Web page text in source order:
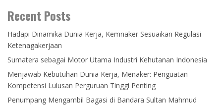
Recent Posts
Hadapi Dinamika Dunia Kerja, Kemnaker Sesuaikan Regulasi
Ketenagakerjaan
Sumatera sebagai Motor Utama Industri Kehutanan Indonesia
Menjawab Kebutuhan Dunia Kerja, Menaker: Penguatan
Kompetensi Lulusan Perguruan Tinggi Penting
Penumpang Mengambil Bagasi di Bandara Sultan Mahmud